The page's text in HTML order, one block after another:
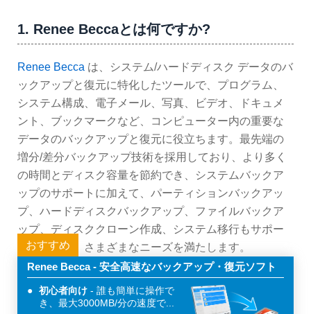
1. Renee Beccaとは何ですか?
Renee Becca は、システム/ハードディスク データのバ
ックアップと復元に特化したツールで、プログラム、
システム構成、電子メール、写真、ビデオ、ドキュメ
ント、ブックマークなど、コンピューター内の重要な
データのバックアップと復元に役立ちます。最先端の
増分/差分バックアップ技術を採用しており、より多く
の時間とディスク容量を節約でき、システムバックア
ップのサポートに加えて、パーティションバックアッ
プ、ハードディスクバックアップ、ファイルバックア
ップ、ディスククローン作成、システム移行もサポー
トしており、さまざまなニーズを満たします。
おすすめ
Renee Becca - 安全高速なバックアップ・復元ソフト
初心者向け
誰も簡単に操作で
き、最大3000MB/分の速度で...